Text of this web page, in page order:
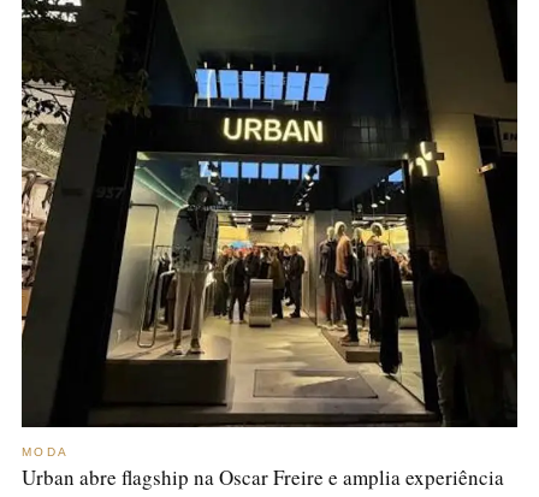
MODA
Urban abre flagship na Oscar Freire e amplia experiência